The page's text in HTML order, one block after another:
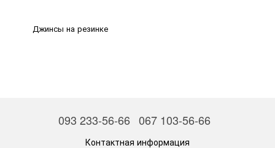
Джинсы на резинке
093 233-56-66 067 103-56-66
Контактная информация